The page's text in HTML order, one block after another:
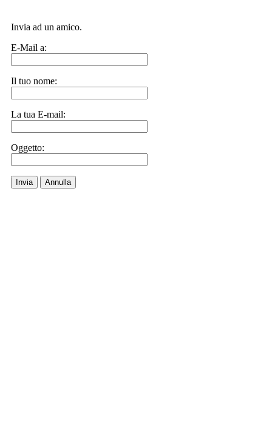
Invia ad un amico.
E-Mail a:
Il tuo nome:
La tua E-mail:
Oggetto:
Invia Annulla